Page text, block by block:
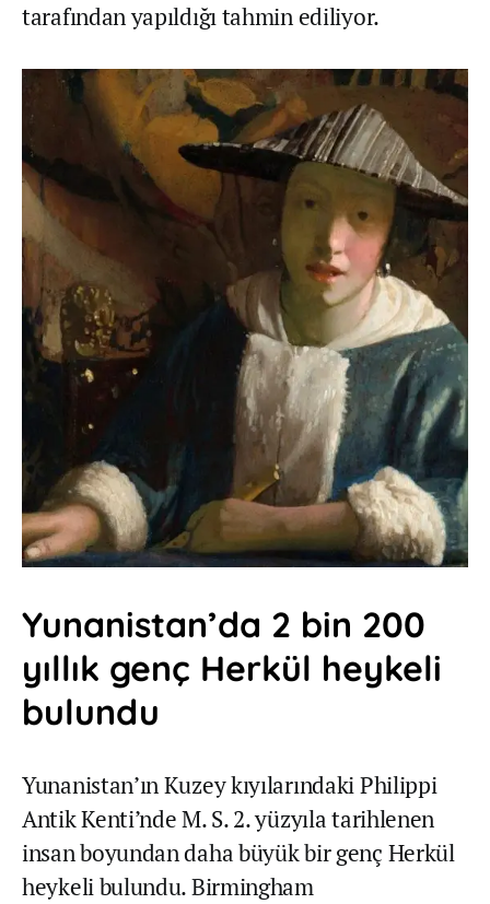
tarafından yapıldığı tahmin ediliyor.
Yunanistan’da 2 bin 200
yıllık genç Herkül heykeli
bulundu
Yunanistan’ın Kuzey kıyılarındaki Philippi
Antik Kenti’nde M. S. 2. yüzyıla tarihlenen
insan boyundan daha büyük bir genç Herkül
heykeli bulundu. Birmingham